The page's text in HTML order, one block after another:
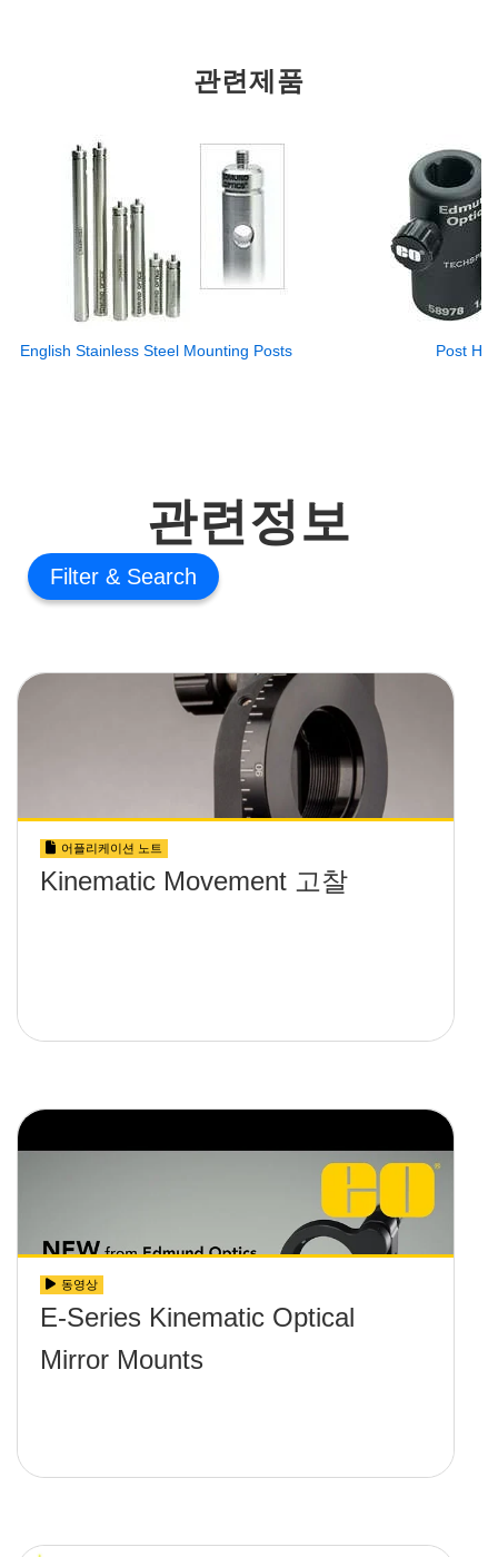
관련제품
English Stainless Steel Mounting Posts Post
관련정보
Filter
어플리케이션 노트
Kinematic Movement 고찰
동영상
E-Series Kinematic Optical
Mirror Mounts